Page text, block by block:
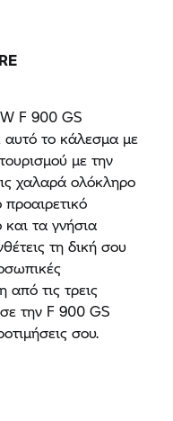
F 900 GS
αυτό το κάλεσμα με
με την
χαλαρά ολόκληρο
τα γνήσια
τη δική σου
από τις τρεις
την F 900 GS
σου.